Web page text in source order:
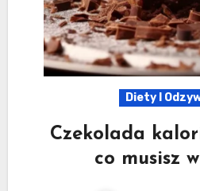
Diety I
Czekolada
co musisz